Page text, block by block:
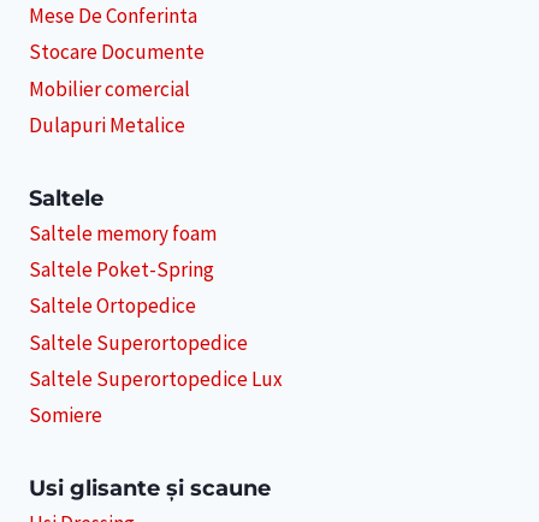
Mese De Conferinta
Stocare Documente
Mobilier comercial
Dulapuri Metalice
Saltele
Saltele memory foam
Saltele Poket-Spring
Saltele Ortopedice
Saltele Superortopedice
Saltele Superortopedice Lux
Somiere
Usi glisante și scaune